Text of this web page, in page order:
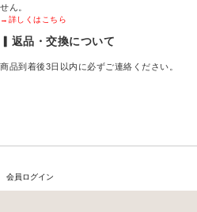
せん。
→詳しくはこちら
▎返品・交換について
商品到着後3日以内に必ずご連絡ください。
会員ログイン